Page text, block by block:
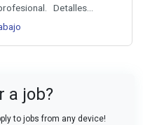
Detalles...
a job?
to jobs from any device!